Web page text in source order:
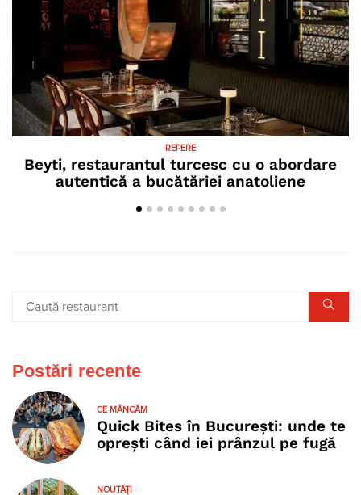
REPERE
Beyti, restaurantul turcesc cu o abordare
autentică a bucătăriei anatoliene
Postări recente
CE MÂNCĂM
Quick Bites în București: unde te
oprești când iei prânzul pe fugă
NOUTĂȚI